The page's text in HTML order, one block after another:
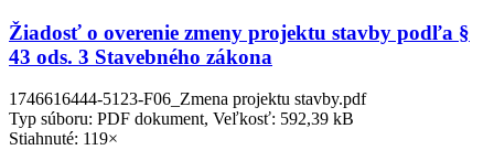
Žiadosť o overenie zmeny projektu stavby podľa §
43 ods. 3 Stavebného zákona
1746616444-5123-F06_Zmena projektu stavby.pdf
Typ súboru: PDF dokument, Veľkosť: 592,39 kB
Stiahnuté: 119×